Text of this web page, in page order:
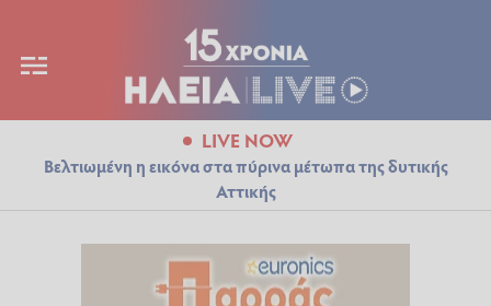
LIVE NOW
Βελτιωμένη η εικόνα στα πύρινα μέτωπα της δυτικής
Αττικής